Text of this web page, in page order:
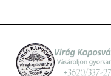
to